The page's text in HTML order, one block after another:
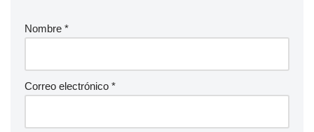
Nombre *
Correo electrónico *